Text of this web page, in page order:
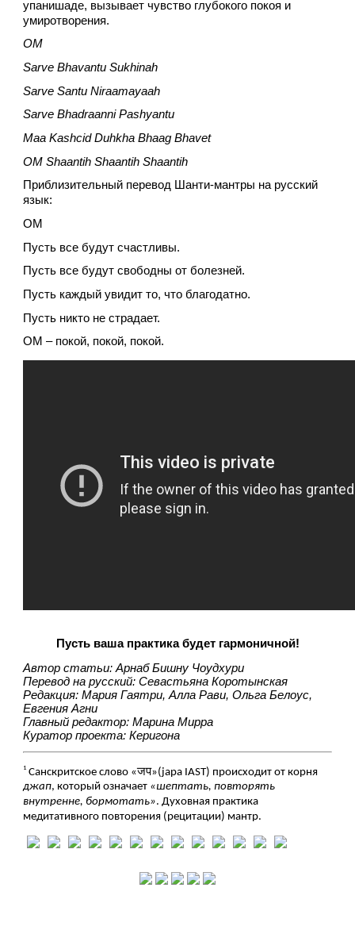
упанишаде, вызывает чувство глубокого покоя и
умиротворения.
OM
Sarve Bhavantu Sukhinah
Sarve Santu Niraamayaah
Sarve Bhadraanni Pashyantu
Maa Kashcid Duhkha Bhaag Bhavet
OM Shaantih Shaantih Shaantih
Приблизительный перевод Шанти-мантры на русский
язык:
ОМ
Пусть все будут счастливы.
Пусть все будут свободны от болезней.
Пусть каждый увидит то, что благодатно.
Пусть никто не страдает.
ОМ – покой, покой, покой.
Пусть ваша практика будет гармоничной!
Автор статьи: Арнаб Бишну Чоудхури
Перевод на русский: Севастьяна Коротынская
Редакция: Мария Гаятри, Алла Рави, Ольга Белоус,
Евгения Агни
Главный редактор: Марина Мирра
Куратор проекта: Керигона
1
джап, который означает «шептать, повторять
внутренне, бормотать». Духовная практика
медитативного повторения (рецитации) мантр.